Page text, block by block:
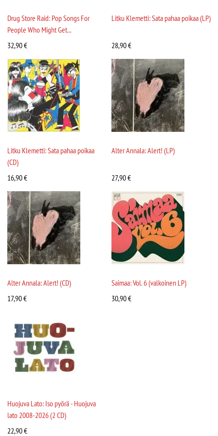
Drug Store Raid: Pop Songs For
People Who Might Get...
32,90€
Litku Klemetti: Sata pahaa poikaa (LP)
28,90€
Litku Klemetti: Sata pahaa poikaa
(CD)
16,90€
Alter Annala: Alert! (LP)
27,90€
Alter Annala: Alert! (CD)
17,90€
Saimaa: Vol. 6 (valkoinen LP)
30,90€
Huojuva Lato: Iso pyörä - Huojuva
lato 2008-2026 (2 CD)
22,90€